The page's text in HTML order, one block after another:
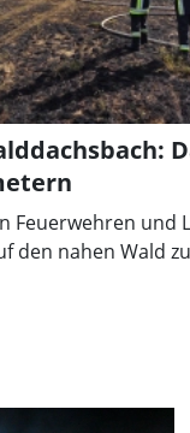
Feuerwehren und
den nahen Wald